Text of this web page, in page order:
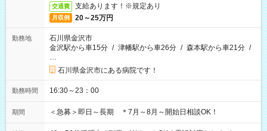
交通費 支給あります！※規定あり
月収例 20～25万円
勤務地
石川県金沢市
金沢駅から車15分 / 津幡駅から車26分 / 森本駅から車21分 /
…
石川県金沢市にある病院です！
勤務時間 16:30～23：00
期間 ＜急募＞即日～長期 ＊7月～8月～開始日相談OK！